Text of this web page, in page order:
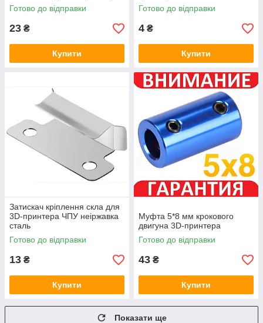
Готово до відправки
23 ₴
Купити
Готово до відправки
4 ₴
Купити
Затискач кріплення скла для
3D-принтера ЧПУ неіржавка
сталь
Готово до відправки
13 ₴
Купити
Муфта 5*8 мм крокового
двигуна 3D-принтера
Готово до відправки
43 ₴
Купити
Показати ще